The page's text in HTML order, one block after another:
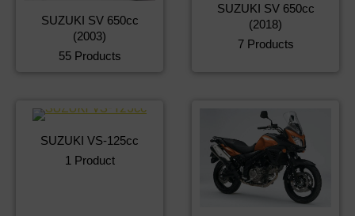
SUZUKI SV 650cc
(2003)
55 Products
SUZUKI SV 650cc
(2018)
7 Products
SUZUKI VS-125cc
1 Product